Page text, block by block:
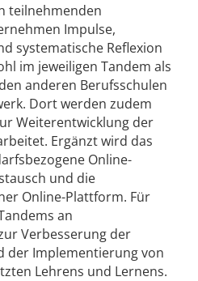
teilnehmenden
Impulse,
systematische Reflexion
im jeweiligen Tandem als
anderen Berufsschulen
Dort werden zudem
Weiterentwicklung der
Ergänzt wird das
Online-
und die
Online-Plattform. Für
an
Verbesserung der
der Implementierung von
Lehrens und Lernens.